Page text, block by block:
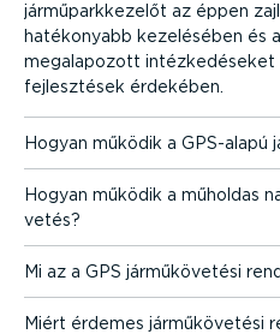
jármű­park­ke­zelőt az éppen
hatékonyabb kezelésében és
megala­pozott intéz­ke­dé­seket
fejlesz­tések érdekében.
Hogyan működik a GPS-alapú
Hogyan működik a műholdas
vetés?
Mi az a GPS jármű­kö­vetési
Miért érdemes jármű­kö­vetési